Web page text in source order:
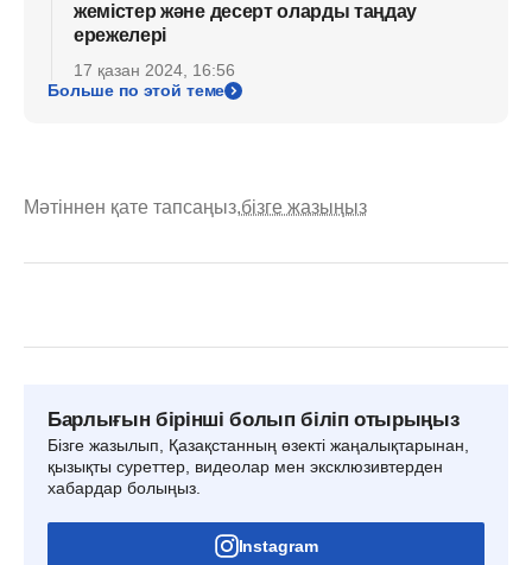
жемістер және десерт оларды таңдау
ережелері
17 қазан 2024, 16:56
Больше по этой теме
Мәтіннен қате тапсаңыз,бізге жазыңыз
Барлығын бірінші болып біліп отырыңыз
Бізге жазылып, Қазақстанның өзекті жаңалықтарынан,
қызықты суреттер, видеолар мен эксклюзивтерден
хабардар болыңыз.
Instagram